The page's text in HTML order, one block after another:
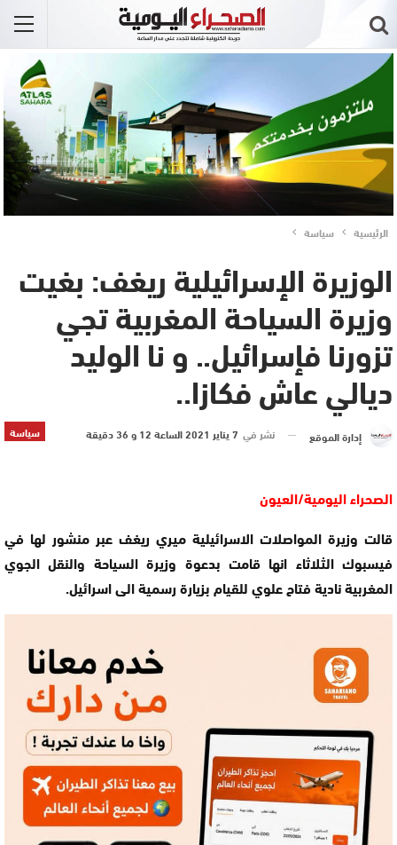
الرئيسية سياسة
الوزيرة الإسرائيلية ريغف: بغيت
وزيرة السياحة المغربية تجي
تزورنا فإسرائيل.. و نا الوليد
ديالي عاش فكازا..
سياسة إدارة الموقع نشر في 7 يناير 2021 الساعة 12 و 36 دقيقة
الصحراء اليومية/العيون
قالت وزيرة المواصلات الاسرائيلية ميري ريغف عبر منشور لها في
فيسبوك الثلاثاء انها قامت بدعوة وزيرة السياحة والنقل الجوي
المغربية نادية فتاح علوي للقيام بزيارة رسمية الى اسرائيل.